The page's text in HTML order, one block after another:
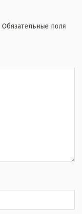
Обязательные поля